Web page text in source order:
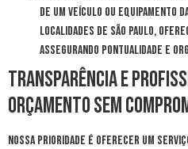
de um veículo ou equipamento
localidades de São Paulo,
assegurando pontualidade e
Transparência e
Orçamento Sem
Nossa prioridade é oferecer um